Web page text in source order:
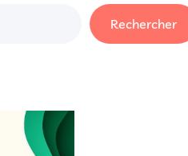
Rechercher